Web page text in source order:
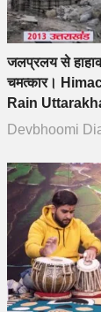
जलप्रलय से
चमत्कार।
Rain
Devbhoomi